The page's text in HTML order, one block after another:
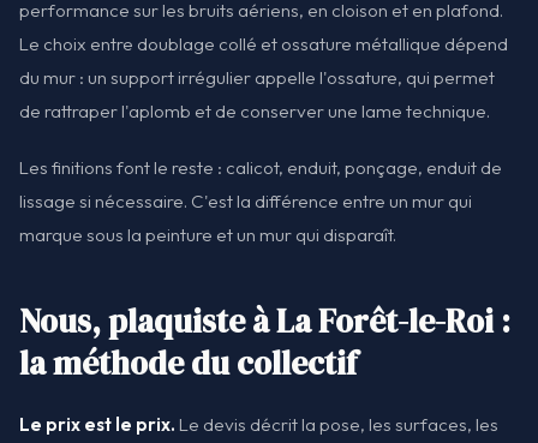
performance sur les bruits aériens, en cloison et en plafond.
Le choix entre doublage collé et ossature métallique dépend
du mur : un support irrégulier appelle l'ossature, qui permet
de rattraper l'aplomb et de conserver une lame technique.
Les finitions font le reste : calicot, enduit, ponçage, enduit de
lissage si nécessaire. C'est la différence entre un mur qui
marque sous la peinture et un mur qui disparaît.
Nous, plaquiste à La Forêt-le-Roi :
la méthode du collectif
Le prix est le prix. Le devis décrit la pose, les surfaces, les